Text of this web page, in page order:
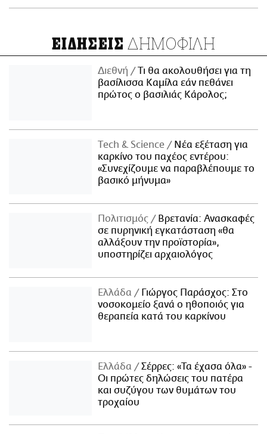
ΕΙΔΗΣΕΙΣ ΔΗΜΟΦΙΛΗ
Διεθνή
Τι θα ακολουθήσει για τη
βασίλισσα Καμίλα εάν πεθάνει
πρώτος ο βασιλιάς Κάρολος;
Τech & Science
Νέα εξέταση για
καρκίνο του παχέος εντέρου:
«Συνεχίζουμε να παραβλέπουμε το
βασικό μήνυμα»
Πολιτισμός
Βρετανία: Ανασκαφές
σε πυρηνική εγκατάσταση «θα
αλλάξουν την προϊστορία»,
υποστηρίζει αρχαιολόγος
Ελλάδα
Γιώργος Παράσχος: Στο
νοσοκομείο ξανά ο ηθοποιός για
θεραπεία κατά του καρκίνου
Ελλάδα
Σέρρες: «Τα έχασα όλα» -
Οι πρώτες δηλώσεις του πατέρα
και συζύγου των θυμάτων του
τροχαίου